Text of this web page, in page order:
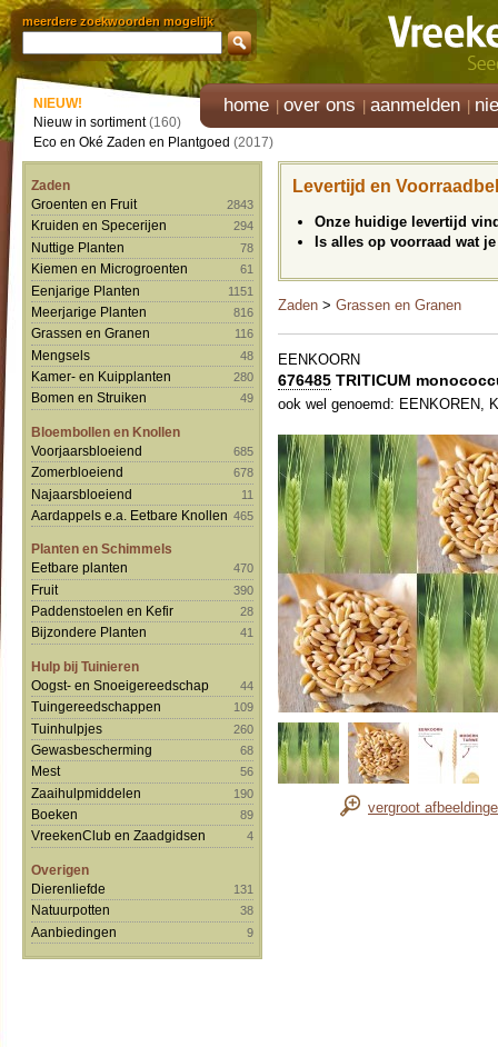
meerdere zoekwoorden mogelijk
home over ons aanmelden
NIEUW!
Nieuw in sortiment(160)
Eco en Oké Zaden en Plantgoed (2017)
Zaden
Groenten en Fruit
2843
Kruiden en Specerijen 294
Nuttige Planten 78
Kiemen en Microgroenten 61
Eenjarige Planten 1151
Meerjarige Planten 816
Grassen en Granen 116
Mengsels 48
Kamer- en Kuipplanten 280
Bomen en Struiken 49
Bloembollen en Knollen
Voorjaarsbloeiend
685
Zomerbloeiend 678
Najaarsbloeiend 11
Aardappels e.a. Eetbare Knollen 465
Planten en Schimmels
Eetbare planten
470
Fruit 390
Paddenstoelen en Kefir 28
Bijzondere Planten 41
Hulp bij Tuinieren
Oogst- en Snoeigereedschap
44
Tuingereedschappen 109
Tuinhulpjes 260
Gewasbescherming 68
Mest 56
Zaaihulpmiddelen 190
Boeken 89
VreekenClub en Zaadgidsen 4
Overigen
Dierenliefde
131
Natuurpotten 38
Aanbiedingen 9
Levertijd en
Onze huidige levertijd
Is alles op voorraad wat
Zaden > Grassen en Granen
EENKOORN
676485 TRITICUM
ook wel genoemd: EENKOREN,
vergroot